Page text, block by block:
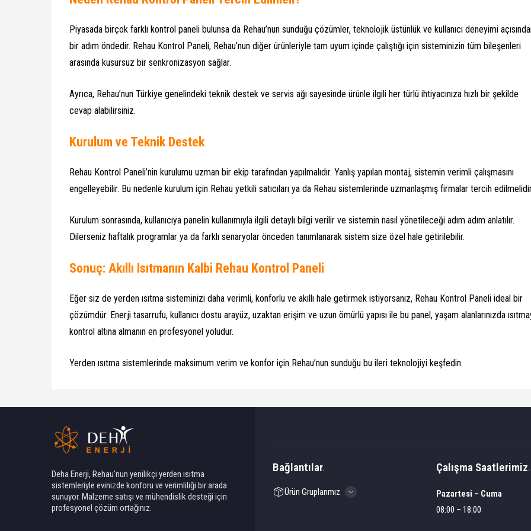
Piyasada birçok farklı kontrol paneli bulunsa da Rehau’nun sunduğu çözümler, teknolojik üstünlük ve kullanıcı deneyimi
bir adım öndedir. Rehau Kontrol Paneli, Rehau’nun diğer ürünleriyle tam uyum içinde çalıştığı için sisteminizin tüm bileşenleri
arasında kusursuz bir senkronizasyon sağlar.
Ayrıca, Rehau’nun Türkiye genelindeki teknik destek ve servis ağı sayesinde ürünle ilgili her türlü ihtiyacınıza hızlı bir şekilde
cevap alabilirsiniz.
Kurulum ve Teknik Destek
Rehau Kontrol Paneli’nin kurulumu uzman bir ekip tarafından yapılmalıdır. Yanlış yapılan montaj, sistemin verimli çalışmasını
engelleyebilir. Bu nedenle kurulum için Rehau yetkili satıcıları ya da Rehau sistemlerinde uzmanlaşmış firmalar tercih
Kurulum sonrasında, kullanıcıya panelin kullanımıyla ilgili detaylı bilgi verilir ve sistemin nasıl yönetileceği adım adım anlatılır.
Dilerseniz haftalık programlar ya da farklı senaryolar önceden tanımlanarak sistem size özel hale getirilebilir.
Sonuç: Akıllı Isıtmanın Kalbi Rehau Kontrol Paneli
Eğer siz de yerden ısıtma sisteminizi daha verimli, konforlu ve akıllı hale getirmek istiyorsanız, Rehau Kontrol Paneli ideal bir
çözümdür. Enerji tasarrufu, kullanıcı dostu arayüz, uzaktan erişim ve uzun ömürlü yapısı ile bu panel, yaşam alanlarınızda
kontrol altına almanın en profesyonel yoludur.
Yerden ısıtma sistemlerinde maksimum verim ve konfor için Rehau’nun sunduğu bu ileri teknolojiyi keşfedin.
Deha Enerji, Rehau'nun yenilikçi yerden ısıtma
sistemleriyle evinizde konforu ve verimliliği bir arada
sunuyor. Malzeme satışı ve mühendislik desteği için
profesyonel çözüm ortağınız.
Bağlantılar.
Ürün Gruplarımız
Çalışma Saatlerimiz.
Pazartesi – Cuma
08:00 – 18:00
Deha Enerji